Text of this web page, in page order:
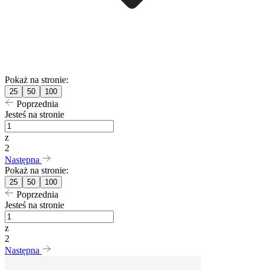
Pokaż na stronie:
25 50 100
Poprzednia
Jesteś na stronie
z
2
Następna
Pokaż na stronie:
25 50 100
Poprzednia
Jesteś na stronie
z
2
Następna